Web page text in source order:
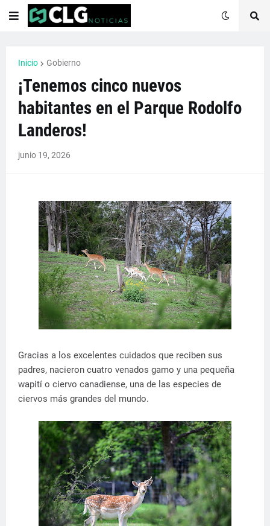
Inicio Gobierno
¡Tenemos cinco nuevos
habitantes en el Parque Rodolfo
Landeros!
junio 19, 2026
Gracias a los excelentes cuidados que reciben sus
padres, nacieron cuatro venados gamo y una pequeña
wapití o ciervo canadiense, una de las especies de
ciervos más grandes del mundo.